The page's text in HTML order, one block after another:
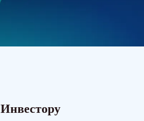
Инвестору